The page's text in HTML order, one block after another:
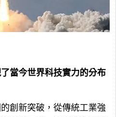
當今世界科技實力的分布
創新突破，從傳統工業強